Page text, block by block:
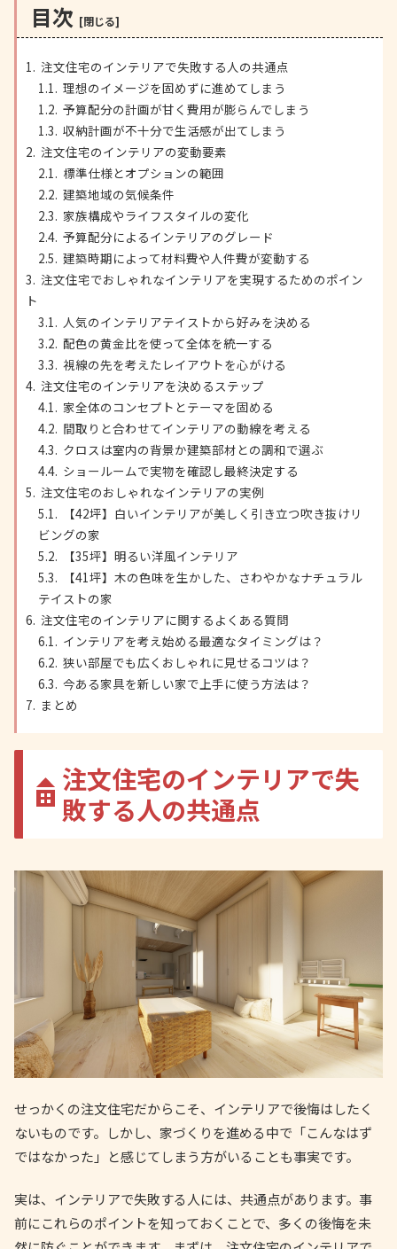
目次
注文住宅のインテリアで失敗する人の共通点
理想のイメージを固めずに進めてしまう
予算配分の計画が甘く費用が膨らんでしまう
収納計画が不十分で生活感が出てしまう
注文住宅のインテリアの変動要素
標準仕様とオプションの範囲
建築地域の気候条件
家族構成やライフスタイルの変化
予算配分によるインテリアのグレード
建築時期によって材料費や人件費が変動する
注文住宅でおしゃれなインテリアを実現するためのポイン
ト
人気のインテリアテイストから好みを決める
配色の黄金比を使って全体を統一する
視線の先を考えたレイアウトを心がける
注文住宅のインテリアを決めるステップ
家全体のコンセプトとテーマを固める
間取りと合わせてインテリアの動線を考える
クロスは室内の背景か建築部材との調和で選ぶ
ショールームで実物を確認し最終決定する
注文住宅のおしゃれなインテリアの実例
【42坪】白いインテリアが美しく引き立つ吹き抜けリ
ビングの家
【35坪】明るい洋風インテリア
【41坪】木の色味を生かした、さわやかなナチュラル
テイストの家
注文住宅のインテリアに関するよくある質問
インテリアを考え始める最適なタイミングは？
狭い部屋でも広くおしゃれに見せるコツは？
今ある家具を新しい家で上手に使う方法は？
まとめ
注文住宅のインテリアで失
敗する人の共通点
せっかくの注文住宅だからこそ、インテリアで後悔はしたく
ないものです。しかし、家づくりを進める中で「こんなはず
ではなかった」と感じてしまう方がいることも事実です。
実は、インテリアで失敗する人には、共通点があります。事
前にこれらのポイントを知っておくことで、多くの後悔を未